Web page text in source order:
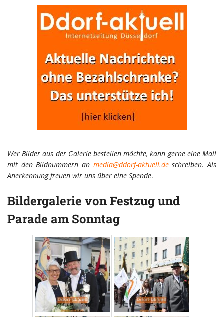
Wer Bilder aus der Galerie bestellen möchte, kann gerne eine Mail
mit den Bildnummern an media@ddorf-aktuell.deschreiben. Als
Anerkennung freuen wir uns über eine Spende.
Bildergalerie von Festzug und
Parade am Sonntag